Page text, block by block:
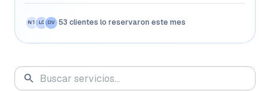
NT LC DV 53 clientes lo reservaron este mes